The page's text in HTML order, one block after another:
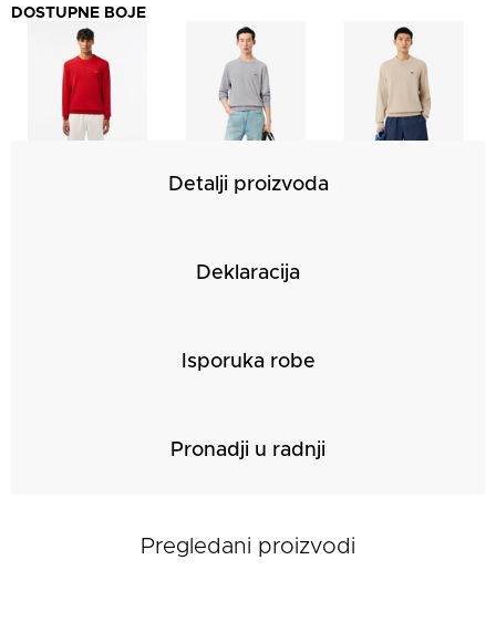
DOSTUPNE BOJE
Detalji proizvoda
Deklaracija
Isporuka robe
Pronadji u radnji
Pregledani proizvodi